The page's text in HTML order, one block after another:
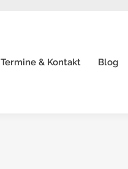
Termine & Kontakt Blog